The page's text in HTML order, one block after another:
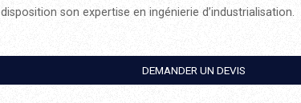
disposition son expertise en ingénierie d’industrialisation.
DEMANDER UN DEVIS